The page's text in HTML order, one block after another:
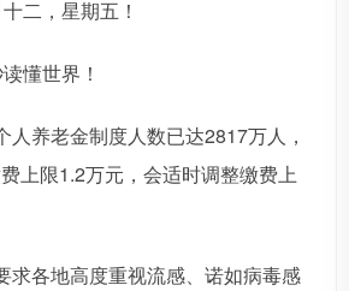
二，星期五！
懂世界！
人养老金制度人数已达2817万人，
上限1.2万元，会适时调整缴费上
求各地高度重视流感、诺如病毒感